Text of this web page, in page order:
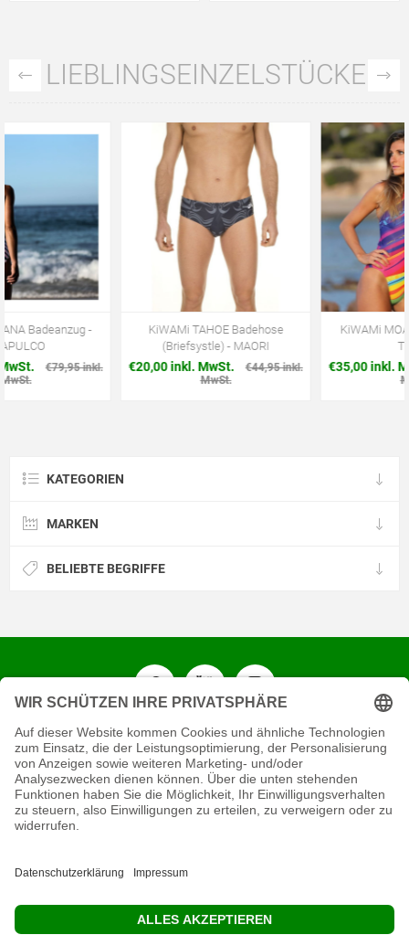
LIEBLINGSEINZELSTÜCKE
KiWAMi TAHOE Badehose
€20,00 inkl. MwSt.
€44,95 inkl.
KiWAMi MOANA Badeanzug -
€35,00 inkl. MwSt.
€79,95 inkl.
KATEGORIEN
MARKEN
BELIEBTE BEGRIFFE
KONTAKT
RECHTLICHES